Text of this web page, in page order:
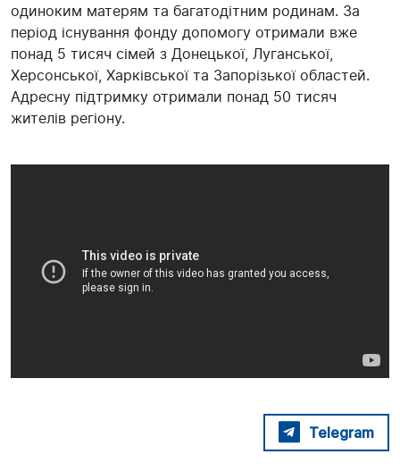
одиноким матерям та багатодітним родинам. За
період існування фонду допомогу отримали вже
понад 5 тисяч сімей з Донецької, Луганської,
Херсонської, Харківської та Запорізької областей.
Адресну підтримку отримали понад 50 тисяч
жителів регіону.
Telegram